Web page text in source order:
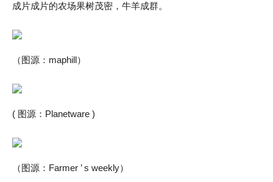
成片成片的农场果树茂密，牛羊成群。
（图源：maphill）
( 图源：Planetware )
（图源：Farmer ’ s weekly）